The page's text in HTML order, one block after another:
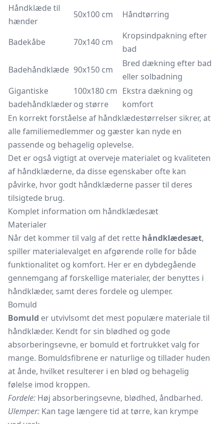
Håndklæde til
hænder
50x100 cm Håndtørring
Badekåbe 70x140 cm
Kropsindpakning efter
bad
Badehåndklæde 90x150 cm
Bred dækning efter bad
eller solbadning
Gigantiske
badehåndklæder
100x180 cm
og større
Ekstra dækning og
komfort
En korrekt forståelse af håndklædestørrelser sikrer, at
alle familiemedlemmer og gæster kan nyde en
passende og behagelig oplevelse.
Det er også vigtigt at overveje materialet og kvaliteten
af håndklæderne, da disse egenskaber ofte kan
påvirke, hvor godt håndklæderne passer til deres
tilsigtede brug.
Komplet information om håndklædesæt
Materialer
Når det kommer til valg af det rette håndklædesæt,
spiller materialevalget en afgørende rolle for både
funktionalitet og komfort. Her er en dybdegående
gennemgang af forskellige materialer, der benyttes i
håndklæder, samt deres fordele og ulemper.
Bomuld
Bomuld er utvivlsomt det mest populære materiale til
håndklæder. Kendt for sin blødhed og gode
absorberingsevne, er bomuld et fortrukket valg for
mange. Bomuldsfibrene er naturlige og tillader huden
at ånde, hvilket resulterer i en blød og behagelig
følelse imod kroppen.
Fordele: Høj absorberingsevne, blødhed, åndbarhed.
Ulemper: Kan tage længere tid at tørre, kan krympe